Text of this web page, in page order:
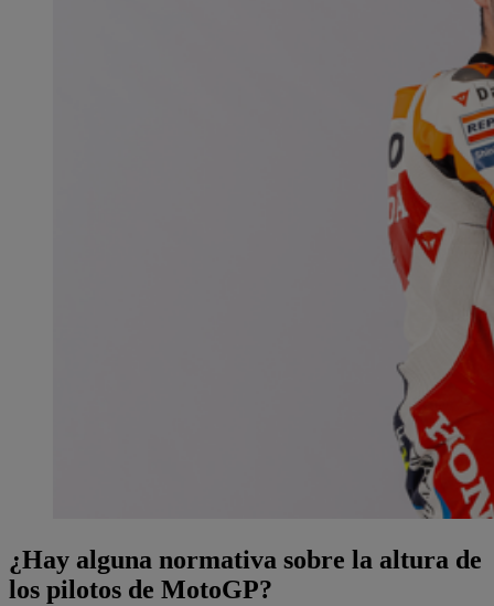
¿Hay alguna normativa sobre la altura de
los pilotos de MotoGP?